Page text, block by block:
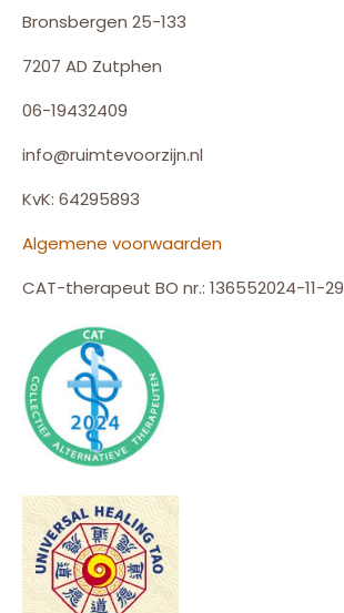
Bronsbergen 25-133
7207 AD Zutphen
06-19432409
info@ruimtevoorzijn.nl
KvK: 64295893
Algemene voorwaarden
CAT-therapeut BO nr.: 136552024-11-29